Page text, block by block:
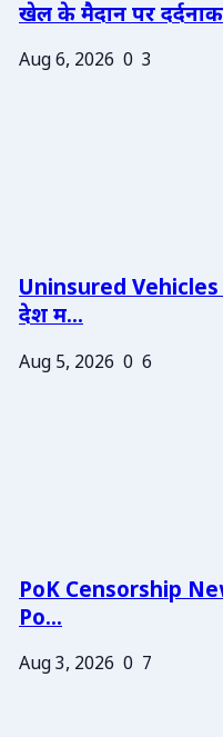
खेल के मैदान पर
Aug 6, 2026 0 3
Uninsured
देश म...
Aug 5, 2026 0 6
PoK Censorship
Po...
Aug 3, 2026 0 7